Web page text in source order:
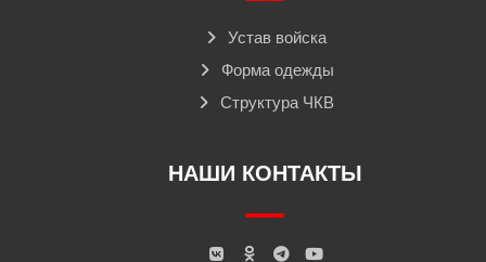
Устав войска
Форма одежды
Структура ЧКВ
НАШИ КОНТАКТЫ